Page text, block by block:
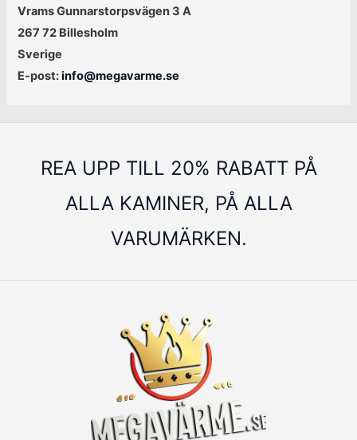
Vrams Gunnarstorpsvägen 3 A
267 72 Billesholm
Sverige
E-post:info@megavarme.se
REA UPP TILL 20% RABATT PÅ
ALLA KAMINER, PÅ ALLA
VARUMÄRKEN.